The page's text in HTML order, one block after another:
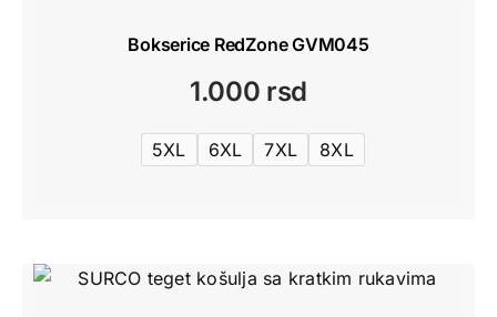
Bokserice RedZone GVM045
1.000 rsd
5XL 6XL 7XL 8XL